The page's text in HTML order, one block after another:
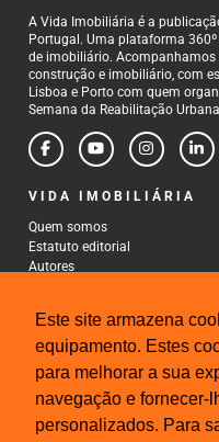
Este site armazena
equipamento. Estes
para melhorar a sua
navegação e fornecer-
personalizados. Para
A Vida Imobiliária é a
Portugal. Uma plataforma
de imobiliário.
construção e imobiliário, com
Lisboa e Porto com quem
Semana da Reabilitação
VIDA IMOBILIÁRIA
Quem somos
Estatuto editorial
Autores
CONTACTOS
Rua Gonçalo Cristovão, 185 - 6º
4000-269 Porto
Tel: 222 085 009
Fax: 222 085 010